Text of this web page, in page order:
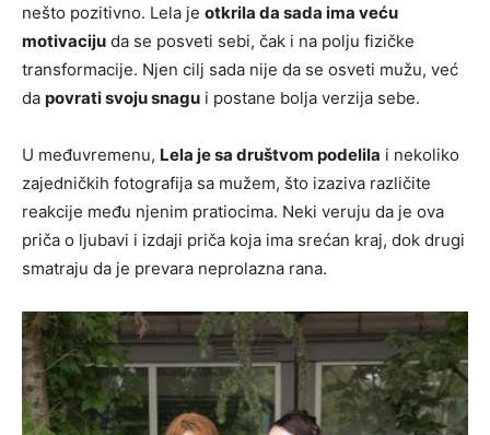
nešto pozitivno. Lela je otkrila da sada ima veću
motivaciju da se posveti sebi, čak i na polju fizičke
transformacije. Njen cilj sada nije da se osveti mužu, već
da povrati svoju snagu i postane bolja verzija sebe.
U međuvremenu, Lela je sa društvom podelila i nekoliko
zajedničkih fotografija sa mužem, što izaziva različite
reakcije među njenim pratiocima. Neki veruju da je ova
priča o ljubavi i izdaji priča koja ima srećan kraj, dok drugi
smatraju da je prevara neprolazna rana.